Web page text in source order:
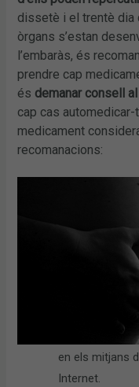
dissetè i el trentè dia
òrgans s’estan
l’embaràs, és
prendre cap
és demanar consell
cap cas automedicar-
medicament
recomanacions:
en els mitjans
Internet.